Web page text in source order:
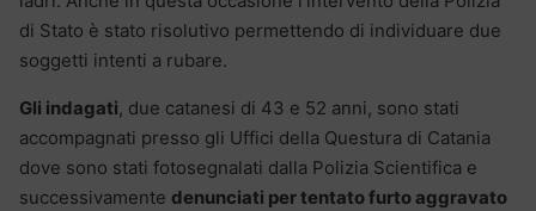
di Stato è stato risolutivo permettendo di individuare due
soggetti intenti a rubare.
Gli indagati, due catanesi di 43 e 52 anni, sono stati
accompagnati presso gli Uffici della Questura di Catania
dove sono stati fotosegnalati dalla Polizia Scientifica e
successivamente denunciati per tentato furto aggravato